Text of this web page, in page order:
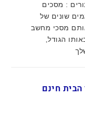
: מסכים
שונים של
מסכי מחשב
הגודל,
עד הבית חינם